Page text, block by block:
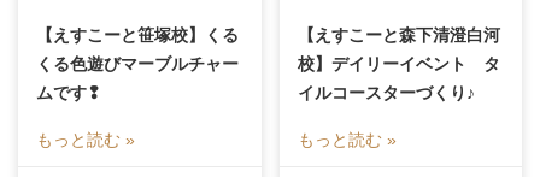
【えすこーと笹塚校】くる
くる色遊びマーブルチャー
ムです❢
もっと読む »
【えすこーと森下清澄白河
校】デイリーイベント タ
イルコースターづくり♪
もっと読む »